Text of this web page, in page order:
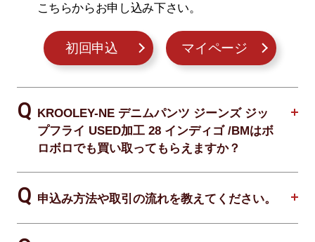
こちらからお申し込み下さい。
初回申込 マイページ
KROOLEY-NE デニムパンツ ジーンズ ジッ
プフライ USED加工 28 インディゴ /BMはボ
ロボロでも買い取ってもらえますか？
申込み方法や取引の流れを教えてください。